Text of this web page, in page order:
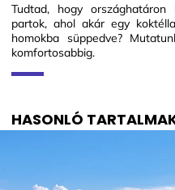
Tudtad, hogy
partok, ahol akár egy
homokba süppedve?
komfortosabbig.
HASONLÓ